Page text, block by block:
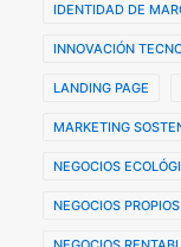
IDENTIDAD DE
INNOVACIÓN
LANDING PAGE
MARKETING
NEGOCIOS
NEGOCIOS PROPIOS